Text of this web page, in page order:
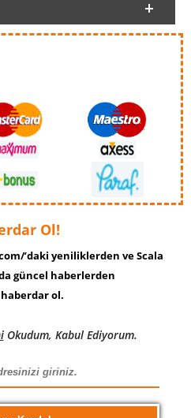
Ol!
’daki yeniliklerden ve Scala
güncel haberlerden
ol.
Okudum, Kabul Ediyorum.